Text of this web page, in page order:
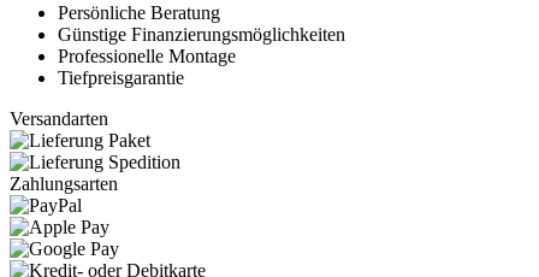
Persönliche Beratung
Günstige Finanzierungsmöglichkeiten
Professionelle Montage
Tiefpreisgarantie
Versandarten
Zahlungsarten